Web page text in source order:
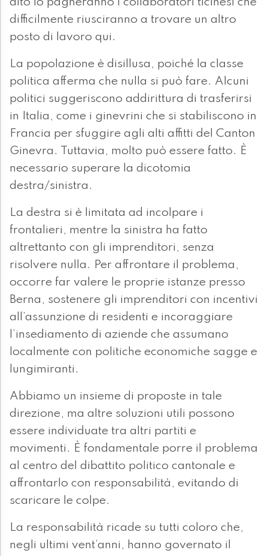
alto lo pagheranno i collaboratori ticinesi che
difficilmente riusciranno a trovare un altro
posto di lavoro qui.
La popolazione è disillusa, poiché la classe
politica afferma che nulla si può fare. Alcuni
politici suggeriscono addirittura di trasferirsi
in Italia, come i ginevrini che si stabiliscono in
Francia per sfuggire agli alti affitti del Canton
Ginevra. Tuttavia, molto può essere fatto. È
necessario superare la dicotomia
destra/sinistra.
La destra si è limitata ad incolpare i
frontalieri, mentre la sinistra ha fatto
altrettanto con gli imprenditori, senza
risolvere nulla. Per affrontare il problema,
occorre far valere le proprie istanze presso
Berna, sostenere gli imprenditori con incentivi
all’assunzione di residenti e incoraggiare
l’insediamento di aziende che assumano
localmente con politiche economiche sagge e
lungimiranti.
Abbiamo un insieme di proposte in tale
direzione, ma altre soluzioni utili possono
essere individuate tra altri partiti e
movimenti. È fondamentale porre il problema
al centro del dibattito politico cantonale e
affrontarlo con responsabilità, evitando di
scaricare le colpe.
La responsabilità ricade su tutti coloro che,
negli ultimi vent’anni, hanno governato il